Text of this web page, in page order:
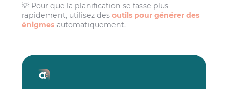
💡 Pour que la planification se fasse plus
rapidement, utilisez desoutils pour générer des
énigmes automatiquement.